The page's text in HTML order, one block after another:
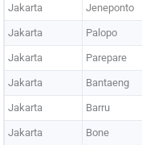
Jakarta Jeneponto
Jakarta Palopo
Jakarta Parepare
Jakarta Bantaeng
Jakarta Barru
Jakarta Bone